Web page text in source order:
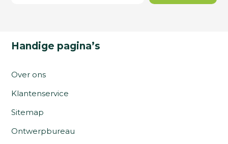
Handige pagina’s
Over ons
Klantenservice
Sitemap
Ontwerpbureau